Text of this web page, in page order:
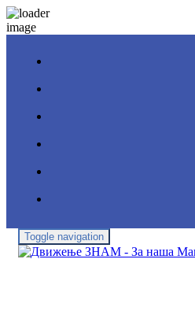
Toggle navigation